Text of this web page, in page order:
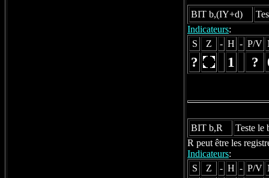
BIT b,(IY+d)
Indicateurs:
S
Z - H - P/V
? 1 ?
BIT b,R
Teste le
R peut être les
Indicateurs:
S
Z - H - P/V